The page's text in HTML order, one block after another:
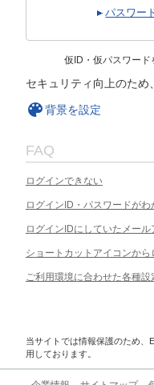
パスワー
仮ID・仮パスワード
セキュリティ向上のため
背景を設定
FAQ
ログインできない
ログインID・パスワードがわ
ログインIDにしていたメー
ショートカットアイコンか
ご利用環境に合わせた各種設
当サイトでは情報保護のため、
用しております。